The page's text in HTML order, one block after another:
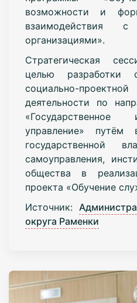
возможности и
взаимодействия с
организациями».
Стратегическая
целью разработки
социально-
деятельности по
«
управление» путём
государственной
самоуправления,
общества в
проекта «Обучение
Источник:
округа Раменки